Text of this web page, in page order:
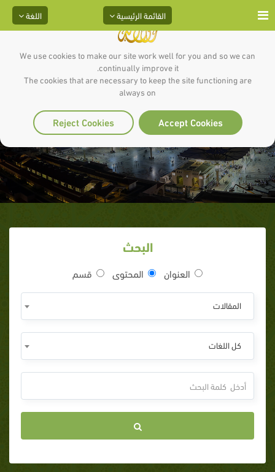
We use cookies to make our site work well for you and so we can
continually improve it.
The cookies that are necessary to keep the site functioning are
always on
Accept Cookies
Reject Cookies
اللغة القائمة الرئيسية
البقرة
البحث
العنوان المحتوى قسم
المقالات
كل اللغات